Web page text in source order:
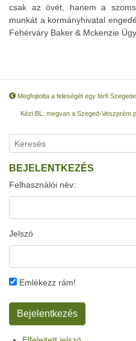
csak az övét, hanem a
munkát a kormányhivatal
Fehérváry Baker & Mckenzie
Megfojtotta a feleségét egy férfi
Kézi BL: megvan a Szeged-Veszprém
BEJELENTKEZÉS
Felhasználói név:
Jelszó
Emlékezz rám!